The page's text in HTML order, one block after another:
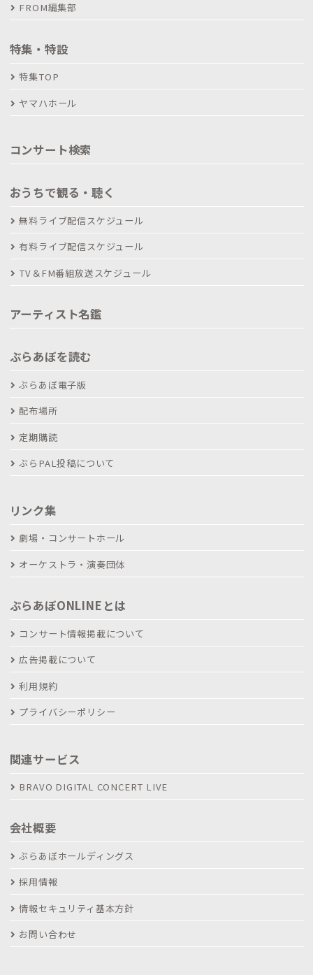
FROM編集部
特集・特設
特集TOP
ヤマハホール
コンサート検索
おうちで観る・聴く
無料ライブ配信スケジュール
有料ライブ配信スケジュール
TV＆FM番組放送スケジュール
アーティスト名鑑
ぶらあぼを読む
ぶらあぼ電子版
配布場所
定期購読
ぶらPAL投稿について
リンク集
劇場・コンサートホール
オーケストラ・演奏団体
ぶらあぼONLINEとは
コンサート情報掲載について
広告掲載について
利用規約
プライバシーポリシー
関連サービス
BRAVO DIGITAL CONCERT LIVE
会社概要
ぶらあぼホールディングス
採用情報
情報セキュリティ基本方針
お問い合わせ